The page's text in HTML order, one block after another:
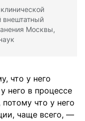
внештатный
Москвы,
что у него
него в процессе
что у него
чаще всего, —